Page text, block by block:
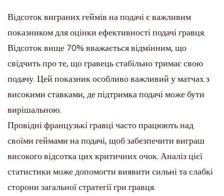
Відсоток виграних геймів на подачі є важливим
показником для оцінки ефективності подачі гравця.
Відсоток вище 70% вважається відмінним, що
свідчить про те, що гравець стабільно тримає свою
подачу. Цей показник особливо важливий у матчах з
високими ставками, де підтримка подачі може бути
вирішальною.
Провідні французькі гравці часто працюють над
своїми геймами на подачі, щоб забезпечити виграш
високого відсотка цих критичних очок. Аналіз цієї
статистики може допомогти виявити сильні та слабкі
сторони загальної стратегії гри гравця.